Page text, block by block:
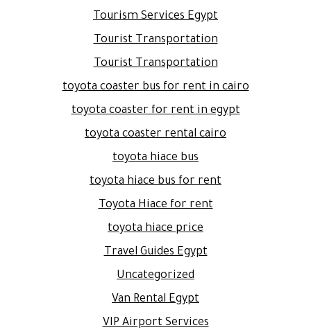
Tourism Services Egypt
Tourist Transportation
Tourist Transportation
toyota coaster bus for rent in cairo
toyota coaster for rent in egypt
toyota coaster rental cairo
toyota hiace bus
toyota hiace bus for rent
Toyota Hiace for rent
toyota hiace price
Travel Guides Egypt
Uncategorized
Van Rental Egypt
VIP Airport Services